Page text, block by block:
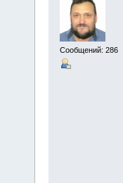
Сообщений: 286